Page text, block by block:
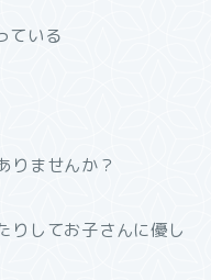
ている
りませんか？
りしてお子さんに優し